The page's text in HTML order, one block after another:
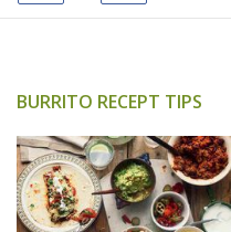
BURRITO RECEPT TIPS